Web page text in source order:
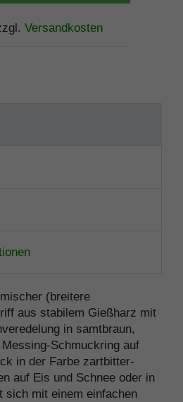
Versandkosten
(breitere
aus stabilem Gießharz mit
in samtbraun,
Schmuckring auf
in der Farbe zartbitter-
auf Eis und Schnee oder in
sich mit einem einfachen